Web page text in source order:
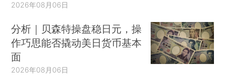
2026年08月06日
分析｜贝森特操盘稳日元，操
作巧思能否撬动美日货币基本
面
2026年08月06日